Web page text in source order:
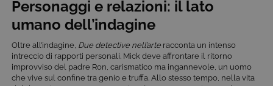
Personaggi e relazioni: il lato
umano dell’indagine
Oltre all’indagine, Due detective nell’arte racconta un intenso
intreccio di rapporti personali. Mick deve affrontare il ritorno
improvviso del padre Ron, carismatico ma ingannevole, un uomo
che vive sul confine tra genio e truffa. Allo stesso tempo, nella vita